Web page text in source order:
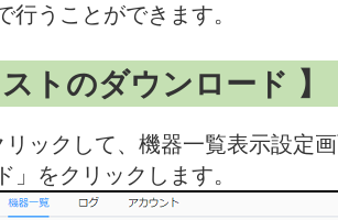
行うことができます。
ストのダウンロード 】
ックして、機器一覧表示設定
」をクリックします。